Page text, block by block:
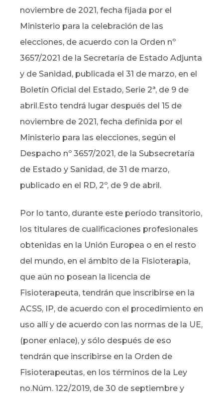
noviembre de 2021, fecha fijada por el
Ministerio para la celebración de las
elecciones, de acuerdo con la Orden nº
3657/2021 de la Secretaría de Estado Adjunta
y de Sanidad, publicada el 31 de marzo, en el
Boletín Oficial del Estado, Serie 2ª, de 9 de
abril.Esto tendrá lugar después del 15 de
noviembre de 2021, fecha definida por el
Ministerio para las elecciones, según el
Despacho nº 3657/2021, de la Subsecretaría
de Estado y Sanidad, de 31 de marzo,
publicado en el RD, 2º, de 9 de abril.
Por lo tanto, durante este período transitorio,
los titulares de cualificaciones profesionales
obtenidas en la Unión Europea o en el resto
del mundo, en el ámbito de la Fisioterapia,
que aún no posean la licencia de
Fisioterapeuta, tendrán que inscribirse en la
ACSS, IP, de acuerdo con el procedimiento en
uso allí y de acuerdo con las normas de la UE,
(poner enlace), y sólo después de eso
tendrán que inscribirse en la Orden de
Fisioterapeutas, en los términos de la Ley
no.Núm. 122/2019, de 30 de septiembre y